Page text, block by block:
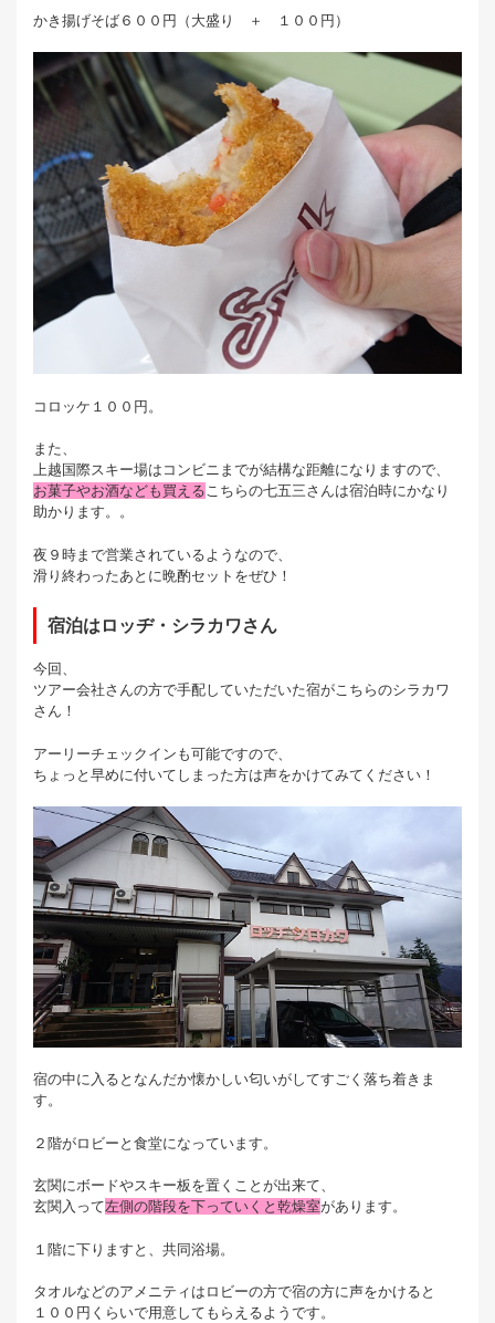
かき揚げそば６００円（大盛り ＋ １００円）
コロッケ１００円。
また、
上越国際スキー場はコンビニまでが結構な距離になりますので、
お菓子やお酒なども買えるこちらの七五三さんは宿泊時にかなり
助かります。。
夜９時まで営業されているようなので、
滑り終わったあとに晩酌セットをぜひ！
宿泊はロッヂ・シラカワさん
今回、
ツアー会社さんの方で手配していただいた宿がこちらのシラカワ
さん！
アーリーチェックインも可能ですので、
ちょっと早めに付いてしまった方は声をかけてみてください！
宿の中に入るとなんだか懐かしい匂いがしてすごく落ち着きま
す。
２階がロビーと食堂になっています。
玄関にボードやスキー板を置くことが出来て、
玄関入って左側の階段を下っていくと乾燥室があります。
１階に下りますと、共同浴場。
タオルなどのアメニティはロビーの方で宿の方に声をかけると
１００円くらいで用意してもらえるようです。